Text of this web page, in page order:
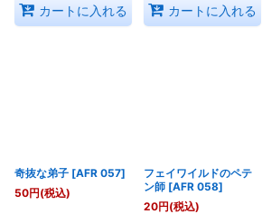
カートに入れる カートに入れる
奇抜な弟子 [AFR 057]
50円(税込)
フェイワイルドのペテ
ン師 [AFR 058]
20円(税込)